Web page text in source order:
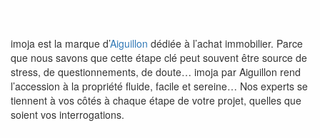
imoja est la marque d’Aiguillon dédiée à l’achat immobilier. Parce
que nous savons que cette étape clé peut souvent être source de
stress, de questionnements, de doute… imoja par Aiguillon rend
l’accession à la propriété fluide, facile et sereine… Nos experts se
tiennent à vos côtés à chaque étape de votre projet, quelles que
soient vos interrogations.